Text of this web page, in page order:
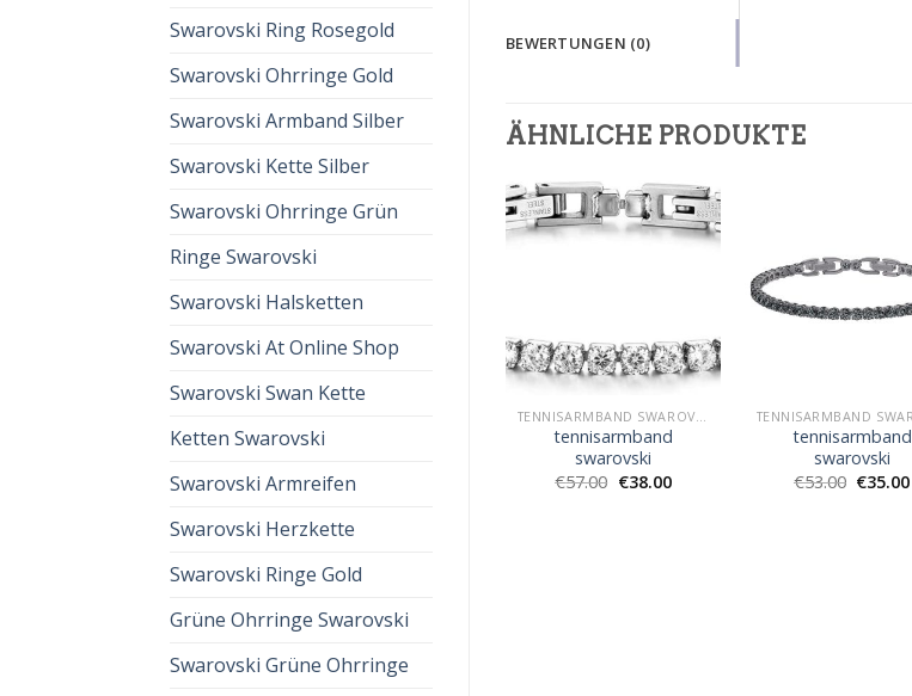
Swarovski Ring Rosegold
Swarovski Ohrringe Gold
Swarovski Armband Silber
Swarovski Kette Silber
Swarovski Ohrringe Grün
Ringe Swarovski
Swarovski Halsketten
Swarovski At Online Shop
Swarovski Swan Kette
Ketten Swarovski
Swarovski Armreifen
Swarovski Herzkette
Swarovski Ringe Gold
Grüne Ohrringe Swarovski
Swarovski Grüne Ohrringe
BEWERTUNGEN (0)
ÄHNLICHE PRODUKTE
TENNISARMBAND SWAROVSKI
tennisarmband
swarovski
€57.00 €38.00
tennisarmband
swarovski
€53.00 €35.00
tennisarmband
38.00
tennisarmband
€63.00